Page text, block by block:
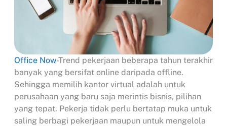
Office Now-Trend pekerjaan beberapa tahun terakhir
banyak yang bersifat online daripada offline.
Sehingga memilih kantor virtual adalah untuk
perusahaan yang baru saja merintis bisnis, pilihan
yang tepat. Pekerja tidak perlu bertatap muka untuk
saling berbagi pekerjaan maupun untuk mengelola